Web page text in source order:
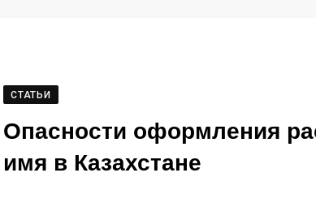
СТАТЬИ
Опасности оформления
имя в Казахстане